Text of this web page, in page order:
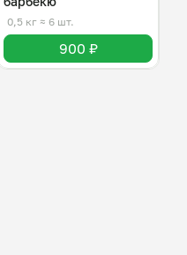
0,5 кг ≈ 6 шт.
900 ₽